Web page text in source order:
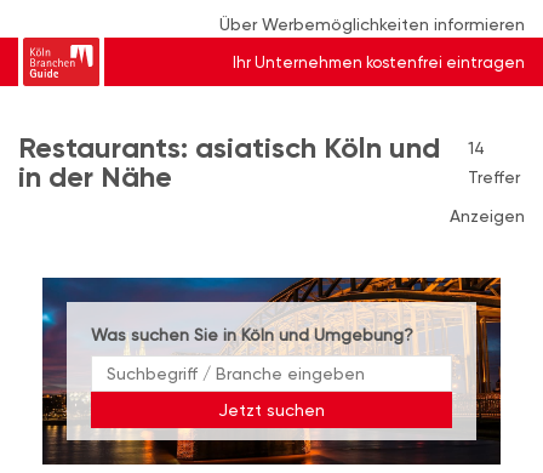
Über Werbemöglichkeiten informieren
Ihr Unternehmen kostenfrei eintragen
Restaurants: asiatisch Köln und
in der Nähe
14
Treffer
Anzeigen
Was suchen Sie in Köln und Umgebung?
Jetzt suchen